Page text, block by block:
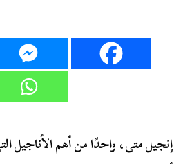
إنجيل متى، واحدًا من أهم الأناجيل